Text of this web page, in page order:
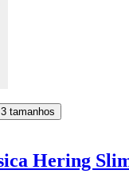
tamanhos
Hering